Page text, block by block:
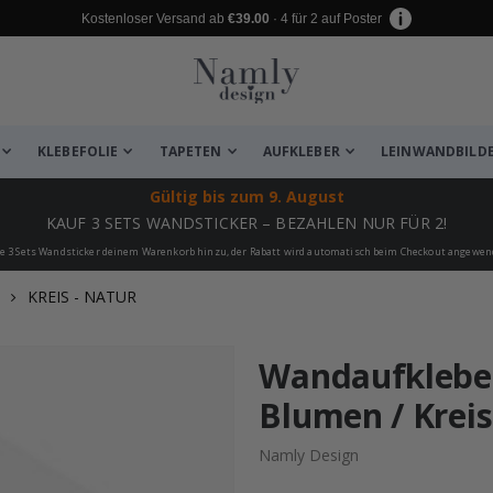
Kostenloser Versand ab €39.00 · 4 für 2 auf Poster
KLEBEFOLIE TAPETEN AUFKLEBER
Gültig bis zum 9. August
KAUF 3 SETS WANDSTICKER – BEZAHLEN NUR FÜR 2!
3 Sets Wandsticker deinem Warenkorb hinzu, der Rabatt wird automatisch beim Checkout
KREIS - NATUR
Blumen / Kreis
Namly Design